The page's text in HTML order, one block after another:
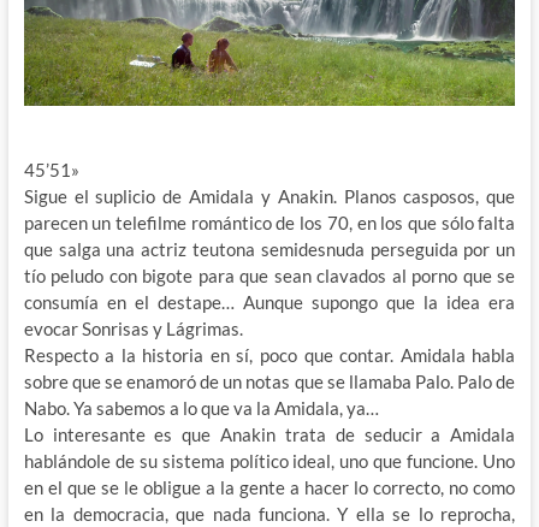
45’51»
Sigue el suplicio de Amidala y Anakin. Planos casposos, que
parecen un telefilme romántico de los 70, en los que sólo falta
que salga una actriz teutona semidesnuda perseguida por un
tío peludo con bigote para que sean clavados al porno que se
consumía en el destape… Aunque supongo que la idea era
evocar Sonrisas y Lágrimas.
Respecto a la historia en sí, poco que contar. Amidala habla
sobre que se enamoró de un notas que se llamaba Palo. Palo de
Nabo. Ya sabemos a lo que va la Amidala, ya…
Lo interesante es que Anakin trata de seducir a Amidala
hablándole de su sistema político ideal, uno que funcione. Uno
en el que se le obligue a la gente a hacer lo correcto, no como
en la democracia, que nada funciona. Y ella se lo reprocha,